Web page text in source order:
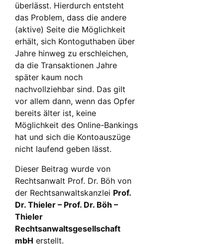
überlässt. Hierdurch entsteht
das Problem, dass die andere
(aktive) Seite die Möglichkeit
erhält, sich Kontoguthaben über
Jahre hinweg zu erschleichen,
da die Transaktionen Jahre
später kaum noch
nachvollziehbar sind. Das gilt
vor allem dann, wenn das Opfer
bereits älter ist, keine
Möglichkeit des Online-Bankings
hat und sich die Kontoauszüge
nicht laufend geben lässt.
Dieser Beitrag wurde von
Rechtsanwalt Prof. Dr. Böh von
der Rechtsanwaltskanzlei Prof.
Dr. Thieler – Prof. Dr. Böh –
Thieler
Rechtsanwaltsgesellschaft
mbH erstellt.